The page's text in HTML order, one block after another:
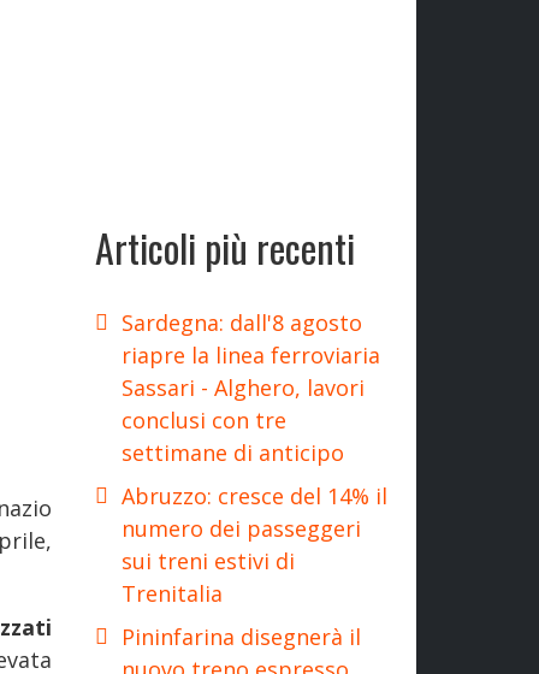
Articoli più recenti
Sardegna: dall'8 agosto
riapre la linea ferroviaria
Sassari - Alghero, lavori
conclusi con tre
settimane di anticipo
Abruzzo: cresce del 14% il
numero dei passeggeri
sui treni estivi di
Trenitalia
Pininfarina disegnerà il